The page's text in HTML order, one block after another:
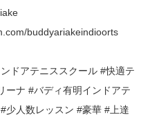
buddyariakeindioorts
ドアテニススクール #快適テ
ーナ #バディ有明インドアテ
少人数レッスン #豪華 #上達